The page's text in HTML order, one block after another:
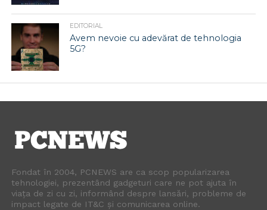
EDITORIAL
Avem nevoie cu adevărat de tehnologia
5G?
Fondat în 2004, PCNEWS are ca scop popularizarea
tehnologiei, prezentând gadgeturi care ne pot ajuta în
viața de zi cu zi, informând despre lansări, probleme de
impact legate de IT&C și comunicarea online.